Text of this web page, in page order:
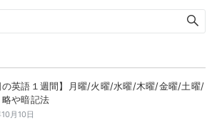
の英語１週間】月曜/火曜/水曜/木曜/金曜/土曜/
略や暗記法
月10日